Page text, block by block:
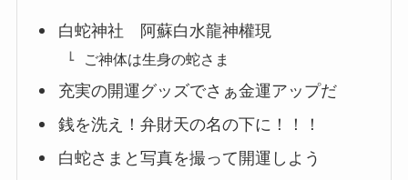
白蛇神社 阿蘇白水龍神權現
ご神体は生身の蛇さま
充実の開運グッズでさぁ金運アップだ
銭を洗え！弁財天の名の下に！！！
白蛇さまと写真を撮って開運しよう